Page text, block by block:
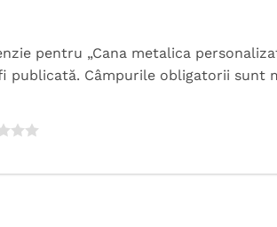
pentru „Cana metalica
publicată. Câmpurile obligatorii sunt